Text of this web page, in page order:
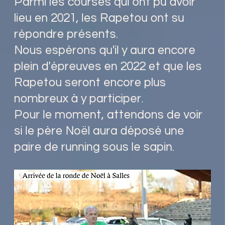
lieu en 2021, les Rapetou ont su
répondre présents.
Nous espérons qu'il y aura encore
plein d'épreuves en 2022 et que les
Rapetou seront encore plus
nombreux à y participer.
Pour le moment, attendons de voir
si le père Noël aura déposé une
paire de running sous le sapin.